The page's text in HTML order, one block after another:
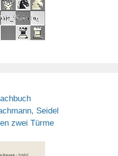
Seidel
zwei Türme